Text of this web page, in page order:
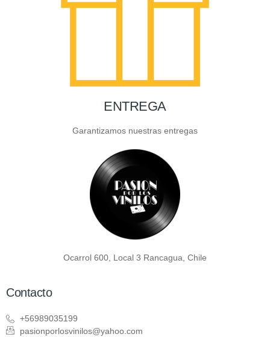
ENTREGA
Garantizamos nuestras entregas
Ocarrol 600, Local 3 Rancagua, Chile
Contacto
+56989035199
pasionporlosvinilos@yahoo.com